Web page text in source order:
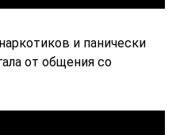
и панически
от общения со